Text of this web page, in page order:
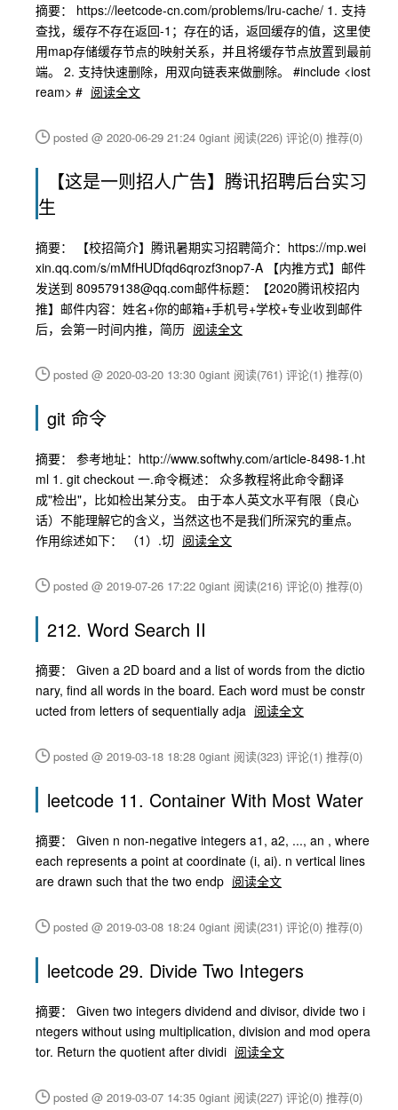
摘要： https://leetcode-cn.com/problems/lru-cache/ 1. 支持
查找，缓存不存在返回-1；存在的话，返回缓存的值，这里使
用map存储缓存节点的映射关系，并且将缓存节点放置到最前
端。 2. 支持快速删除，用双向链表来做删除。 #include <iost
ream> # 阅读全文
posted @ 2020-06-29 21:24 0giant 阅读(226) 评论(0) 推荐(0)
【这是一则招人广告】腾讯招聘后台实习
生
摘要： 【校招简介】腾讯暑期实习招聘简介：https://mp.wei
xin.qq.com/s/mMfHUDfqd6qrozf3nop7-A 【内推方式】邮件
发送到 809579138@qq.com邮件标题：【2020腾讯校招内
推】邮件内容：姓名+你的邮箱+手机号+学校+专业收到邮件
后，会第一时间内推，简历 阅读全文
posted @ 2020-03-20 13:30 0giant 阅读(761) 评论(1) 推荐(0)
git 命令
摘要： 参考地址：http://www.softwhy.com/article-8498-1.ht
ml 1. git checkout 一.命令概述： 众多教程将此命令翻译
成"检出"，比如检出某分支。 由于本人英文水平有限（良心
话）不能理解它的含义，当然这也不是我们所深究的重点。
作用综述如下： （1）.切 阅读全文
posted @ 2019-07-26 17:22 0giant 阅读(216) 评论(0) 推荐(0)
212. Word Search II
摘要： Given a 2D board and a list of words from the dictio
nary, find all words in the board. Each word must be constr
ucted from letters of sequentially adja 阅读全文
posted @ 2019-03-18 18:28 0giant 阅读(323) 评论(1) 推荐(0)
leetcode 11. Container With Most Water
摘要： Given n non-negative integers a1, a2, ..., an , where
each represents a point at coordinate (i, ai). n vertical lines
are drawn such that the two endp 阅读全文
posted @ 2019-03-08 18:24 0giant 阅读(231) 评论(0) 推荐(0)
leetcode 29. Divide Two Integers
摘要： Given two integers dividend and divisor, divide two i
ntegers without using multiplication, division and mod opera
tor. Return the quotient after dividi 阅读全文
posted @ 2019-03-07 14:35 0giant 阅读(227) 评论(0) 推荐(0)